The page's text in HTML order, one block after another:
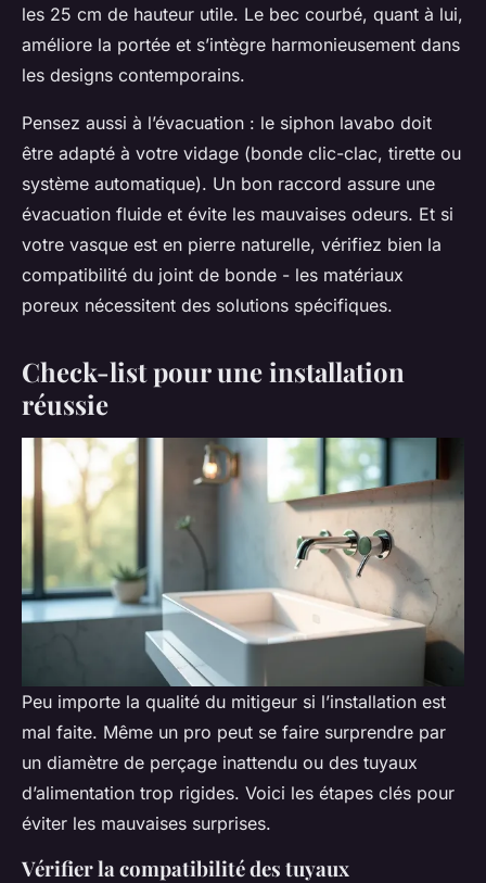
les 25 cm de hauteur utile. Le bec courbé, quant à lui,
améliore la portée et s’intègre harmonieusement dans
les designs contemporains.
Pensez aussi à l’évacuation : le siphon lavabo doit
être adapté à votre vidage (bonde clic-clac, tirette ou
système automatique). Un bon raccord assure une
évacuation fluide et évite les mauvaises odeurs. Et si
votre vasque est en pierre naturelle, vérifiez bien la
compatibilité du joint de bonde - les matériaux
poreux nécessitent des solutions spécifiques.
Check-list pour une installation
réussie
Peu importe la qualité du mitigeur si l’installation est
mal faite. Même un pro peut se faire surprendre par
un diamètre de perçage inattendu ou des tuyaux
d’alimentation trop rigides. Voici les étapes clés pour
éviter les mauvaises surprises.
Vérifier la compatibilité des tuyaux